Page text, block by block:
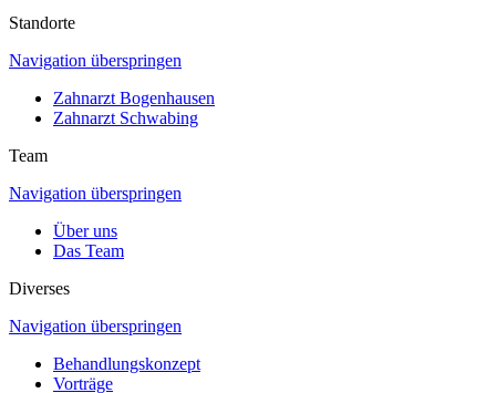
Standorte
Navigation überspringen
Zahnarzt Bogenhausen
Zahnarzt Schwabing
Team
Navigation überspringen
Über uns
Das Team
Diverses
Navigation überspringen
Behandlungskonzept
Vorträge